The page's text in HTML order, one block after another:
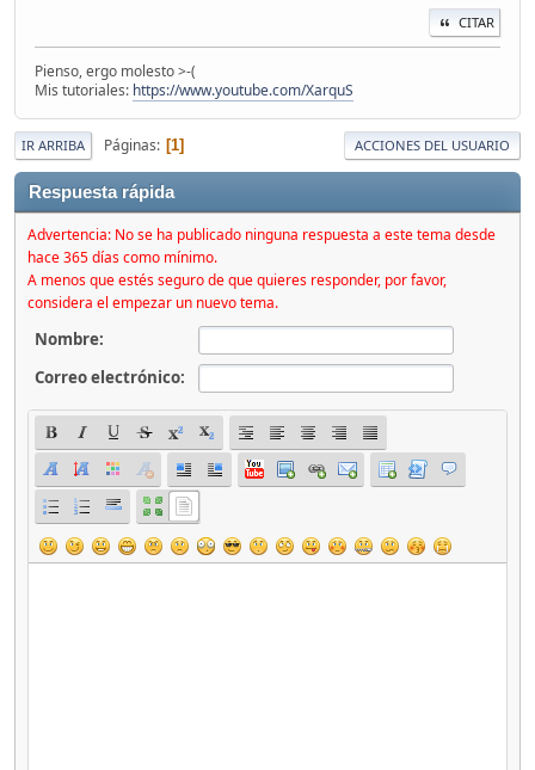
CITAR
Pienso, ergo molesto >-(
Mis tutoriales: https://www.youtube.com/XarquS
IR ARRIBA Páginas 1 ACCIONES DEL USUARIO
Respuesta rápida
Advertencia: No se ha publicado ninguna respuesta a este tema desde
hace 365 días como mínimo.
A menos que estés seguro de que quieres responder, por favor,
considera el empezar un nuevo tema.
Nombre:
Correo electrónico: